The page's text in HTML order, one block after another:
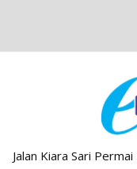
Jalan Kiara Sari